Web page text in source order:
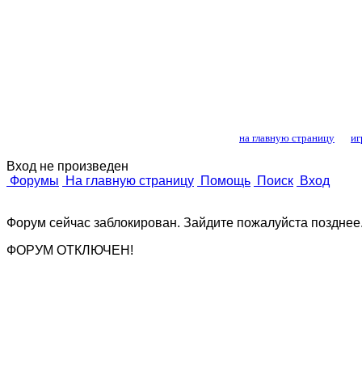
на главную страницу
Вход не произведен
Форумы
На главную страницу Помощь Поиск Вход
Форум сейчас заблокирован. Зайдите пожалуйста
ФОРУМ ОТКЛЮЧЕН!